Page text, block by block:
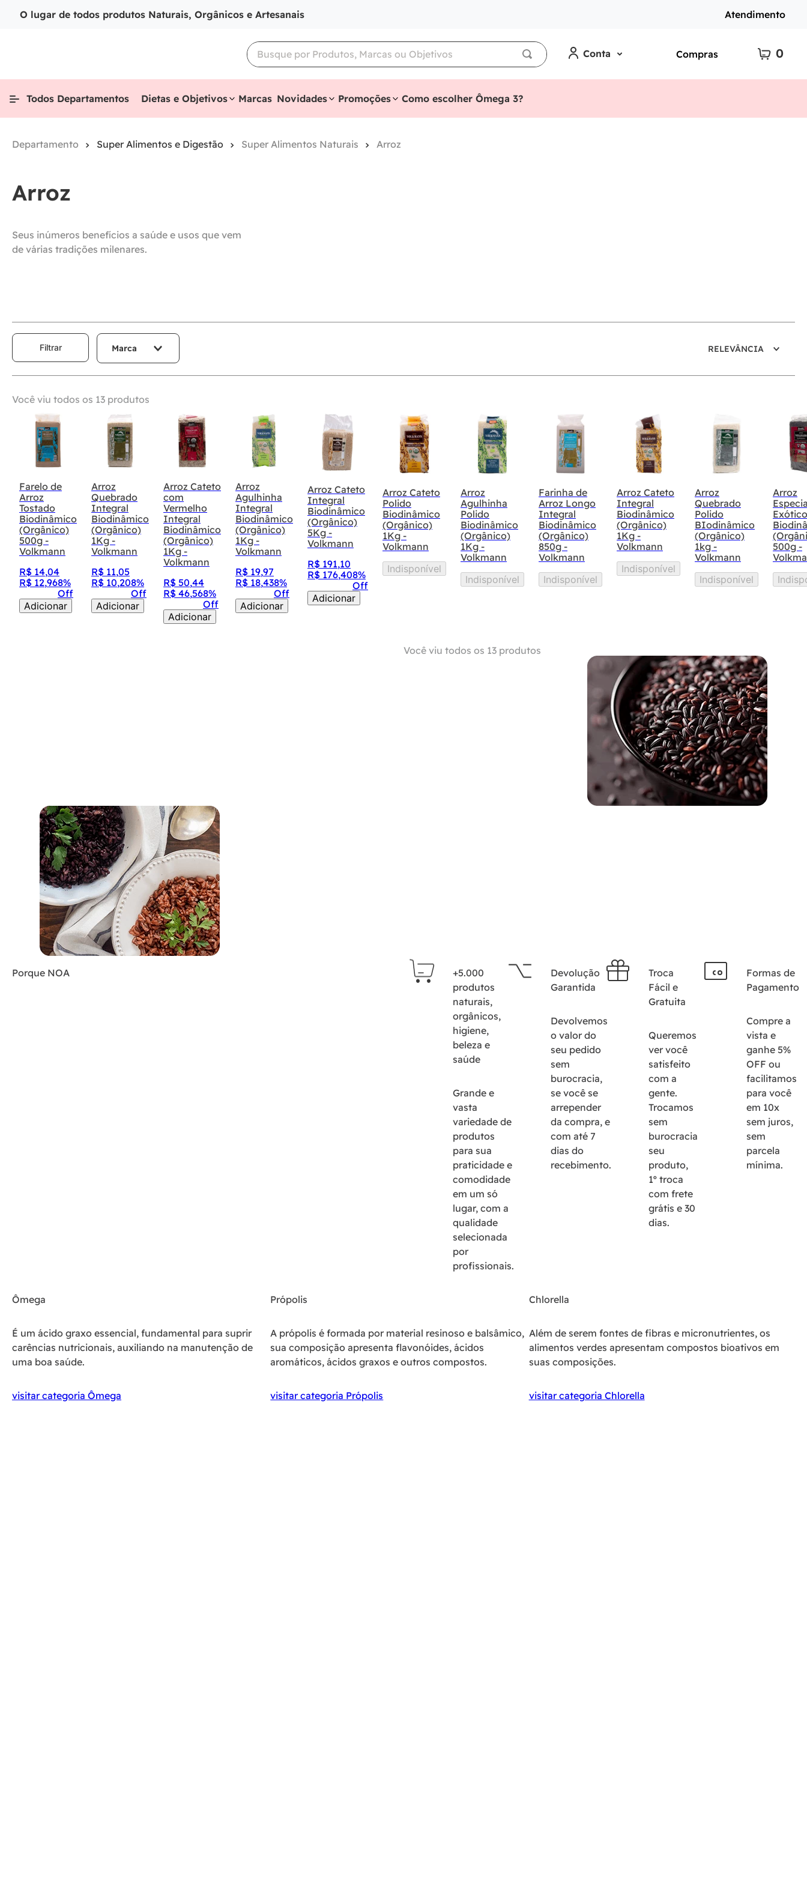
O lugar de todos produtos Naturais, Orgânicos e Artesanais Atendimento
Conta Compras 0
Todos Departamentos Dietas e Objetivos Marcas Novidades Promoções Como escolher Ômega 3?
Super Alimentos e Digestão Super Alimentos Naturais Arroz
Arroz
Seus inúmeros benefícios a saúde e usos que vem
de várias tradições milenares.
Filtrar Marca RELEVÂNCIA
Você viu todos os 13 produtos
Farelo de
Arroz
Tostado
Biodinâmico
(Orgânico)
500g -
Volkmann
R$ 14,04
R$ 12,968%
Off
Adicionar
Arroz
Quebrado
Integral
Biodinâmico
(Orgânico)
1Kg -
Volkmann
R$ 11,05
R$ 10,208%
Off
Adicionar
Arroz Cateto
com
Vermelho
Integral
Biodinâmico
(Orgânico)
1Kg -
Volkmann
R$ 50,44
R$ 46,568%
Off
Adicionar
Arroz
Agulhinha
Integral
Biodinâmico
(Orgânico)
1Kg -
Volkmann
R$ 19,97
R$ 18,438%
Off
Adicionar
Arroz Cateto
Integral
Biodinâmico
(Orgânico)
5Kg -
Volkmann
R$ 191,10
R$ 176,408%
Off
Adicionar
Arroz Cateto
Polido
Biodinâmico
(Orgânico)
1Kg -
Volkmann
Indisponível
Arroz
Agulhinha
Polido
Biodinâmico
(Orgânico)
1Kg -
Volkmann
Indisponível
Farinha de
Arroz Longo
Integral
Biodinâmico
(Orgânico)
850g -
Volkmann
Indisponível
Arroz Cateto
Integral
Biodinâmico
(Orgânico)
1Kg -
Volkmann
Indisponível
Arroz
Quebrado
Polido
BIodinâmico
(Orgânico)
1kg -
Volkmann
Indisponível
Arroz
500g -
Você viu todos os 13 produtos
Porque NOA
+5.000
produtos
naturais,
orgânicos,
higiene,
beleza e
saúde
Grande e
vasta
variedade de
produtos
para sua
praticidade e
comodidade
em um só
lugar, com a
qualidade
selecionada
por
profissionais.
Devolução
Garantida
Devolvemos
o valor do
seu pedido
sem
burocracia,
se você se
arrepender
da compra, e
com até 7
dias do
recebimento.
Troca
Fácil e
Gratuita
Queremos
ver você
satisfeito
com a
gente.
Trocamos
sem
burocracia
seu
produto,
1º troca
com frete
grátis e 30
dias.
Formas de
Pagamento
Compre a
vista e
ganhe 5%
OFF ou
facilitamos
para você
em 10x
sem juros,
sem
parcela
mínima.
Ômega
É um ácido graxo essencial, fundamental para suprir
carências nutricionais, auxiliando na manutenção de
uma boa saúde.
visitar categoria Ômega
Própolis
A própolis é formada por material resinoso e balsâmico,
sua composição apresenta flavonóides, ácidos
aromáticos, ácidos graxos e outros compostos.
visitar categoria Própolis
Chlorella
Além de serem fontes de fibras e micronutrientes, os
alimentos verdes apresentam compostos bioativos em
suas composições.
visitar categoria Chlorella